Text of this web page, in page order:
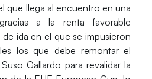
que llega al encuentro en una
a la renta favorable
ida en el que se impusieron
los que debe remontar el
Gallardo para revalidar la